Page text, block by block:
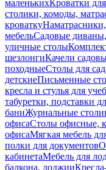
маленькихКроватки
столики, комоды,
кроватку
мебельСадовые диваны,
уличные столы
шезлонгиКачели
походныеСтолы для
детскиеПисьменные
кресла и стулья для
табуретки, подставки
баниЖурнальные
офисаСтолы офисные,
офисаМягкая мебель
полки для документов
кабинетаМебель для
балкона, лоджии